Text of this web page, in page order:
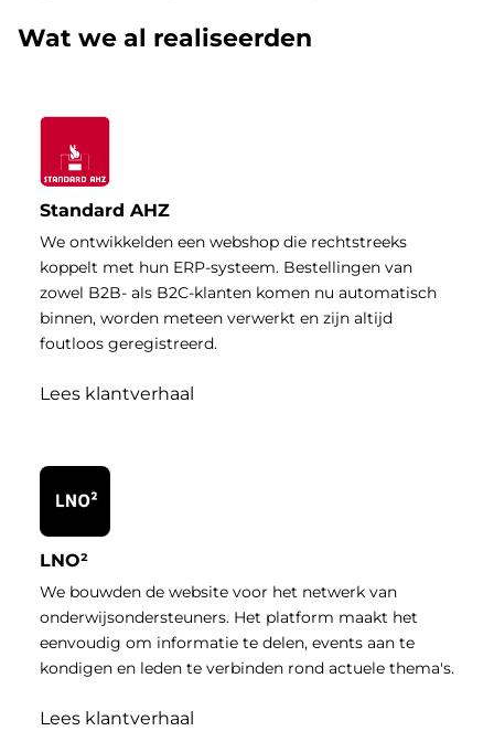
Wat we al realiseerden
Standard AHZ
We ontwikkelden een webshop die rechtstreeks
koppelt met hun ERP-systeem. Bestellingen van
zowel B2B- als B2C-klanten komen nu automatisch
binnen, worden meteen verwerkt en zijn altijd
foutloos geregistreerd.
Lees klantverhaal
LNO²
We bouwden de website voor het netwerk van
onderwijsondersteuners. Het platform maakt het
eenvoudig om informatie te delen, events aan te
kondigen en leden te verbinden rond actuele thema's.
Lees klantverhaal